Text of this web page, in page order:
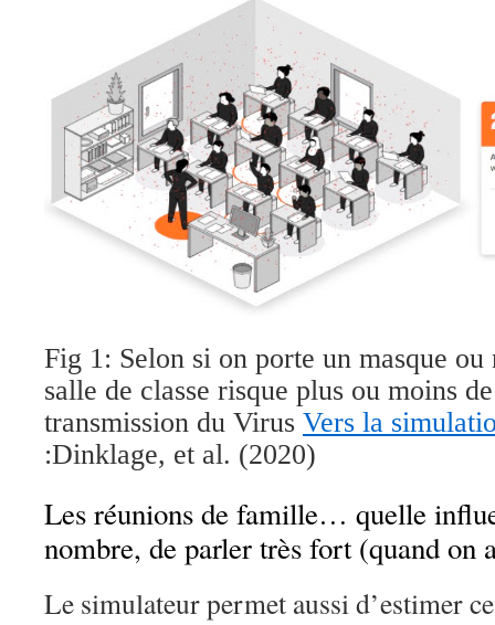
Fig 1: Selon si on porte un masque
salle de classe risque plus ou moins
transmission du Virus Vers la
:Dinklage, et al. (2020)
Les réunions de famille… quelle
nombre, de parler très fort (quand
Le simulateur permet aussi d’estimer